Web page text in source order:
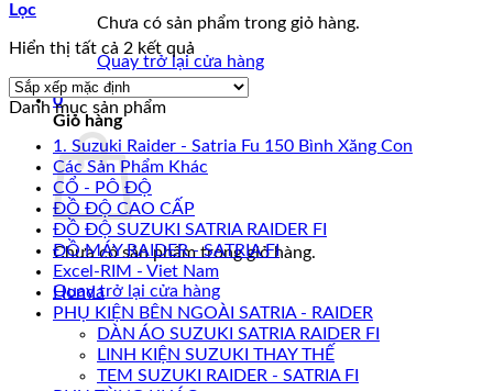
Chưa có sản phẩm trong giỏ hàng.
Quay trở lại cửa hàng
0
Giỏ hàng
Chưa có sản phẩm trong giỏ hàng.
Quay trở lại cửa hàng
Lọc
Hiển thị tất cả 2 kết quả
Danh mục sản phẩm
1. Suzuki Raider - Satria Fu 150 Bình Xăng Con
Các Sản Phẩm Khác
CỔ - PÔ ĐỘ
ĐỒ ĐỘ CAO CẤP
ĐỒ ĐỘ SUZUKI SATRIA RAIDER FI
ĐỒ MÁY RAIDER - SATRIA FI
Excel-RIM - Viet Nam
Honda
PHỤ KIỆN BÊN NGOÀI SATRIA - RAIDER
DÀN ÁO SUZUKI SATRIA RAIDER FI
LINH KIỆN SUZUKI THAY THẾ
TEM SUZUKI RAIDER - SATRIA FI